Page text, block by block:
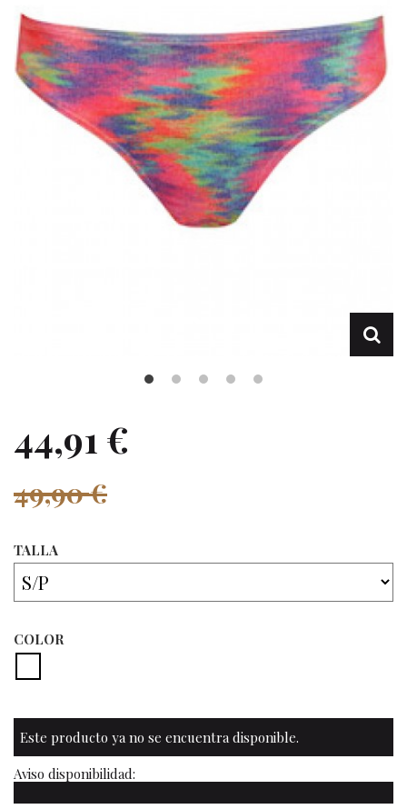
Prendas moldeadoras
Hombre
Ortopedia
Outlet
44,91 €
49,90 €
TALLA
COLOR
Este producto ya no se encuentra disponible.
Aviso disponibilidad: